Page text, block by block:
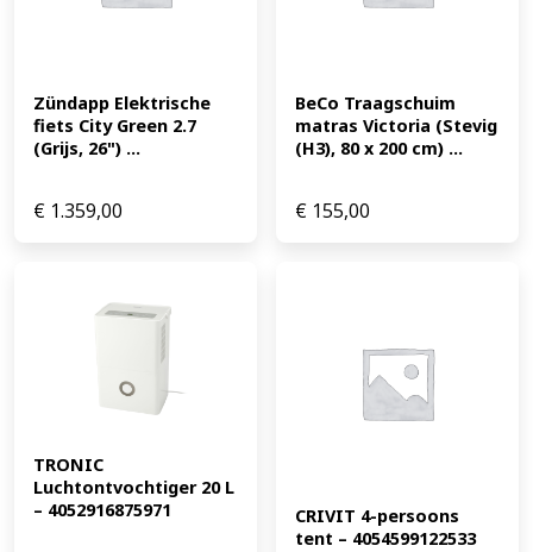
Zündapp Elektrische
fiets City Green 2.7
(Grijs, 26") ...
€ 1.359,00
BeCo Traagschuim
matras Victoria (Stevig
(H3), 80 x 200 cm) ...
€ 155,00
TRONIC
Luchtontvochtiger 20 L
– 4052916875971
CRIVIT 4-persoons
tent – 4054599122533